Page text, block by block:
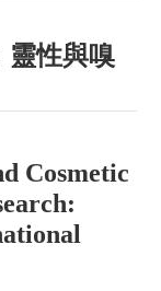
靈性與嗅
Cosmetic